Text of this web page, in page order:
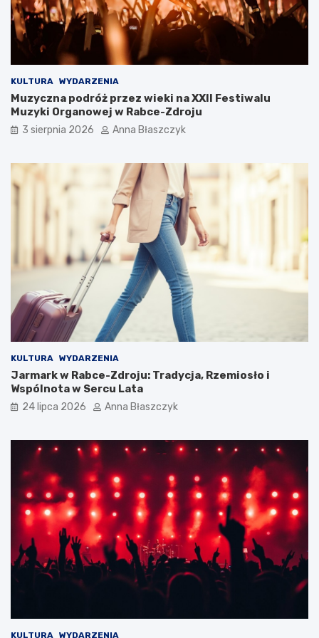
s
u
s
?
KULTURA WYDARZENIA
Muzyczna podróż przez wieki na XXII Festiwalu
Muzyki Organowej w Rabce-Zdroju
3 sierpnia 2026 Anna Błaszczyk
KULTURA WYDARZENIA
Jarmark w Rabce-Zdroju: Tradycja, Rzemiosło i
Wspólnota w Sercu Lata
24 lipca 2026 Anna Błaszczyk
KULTURA WYDARZENIA